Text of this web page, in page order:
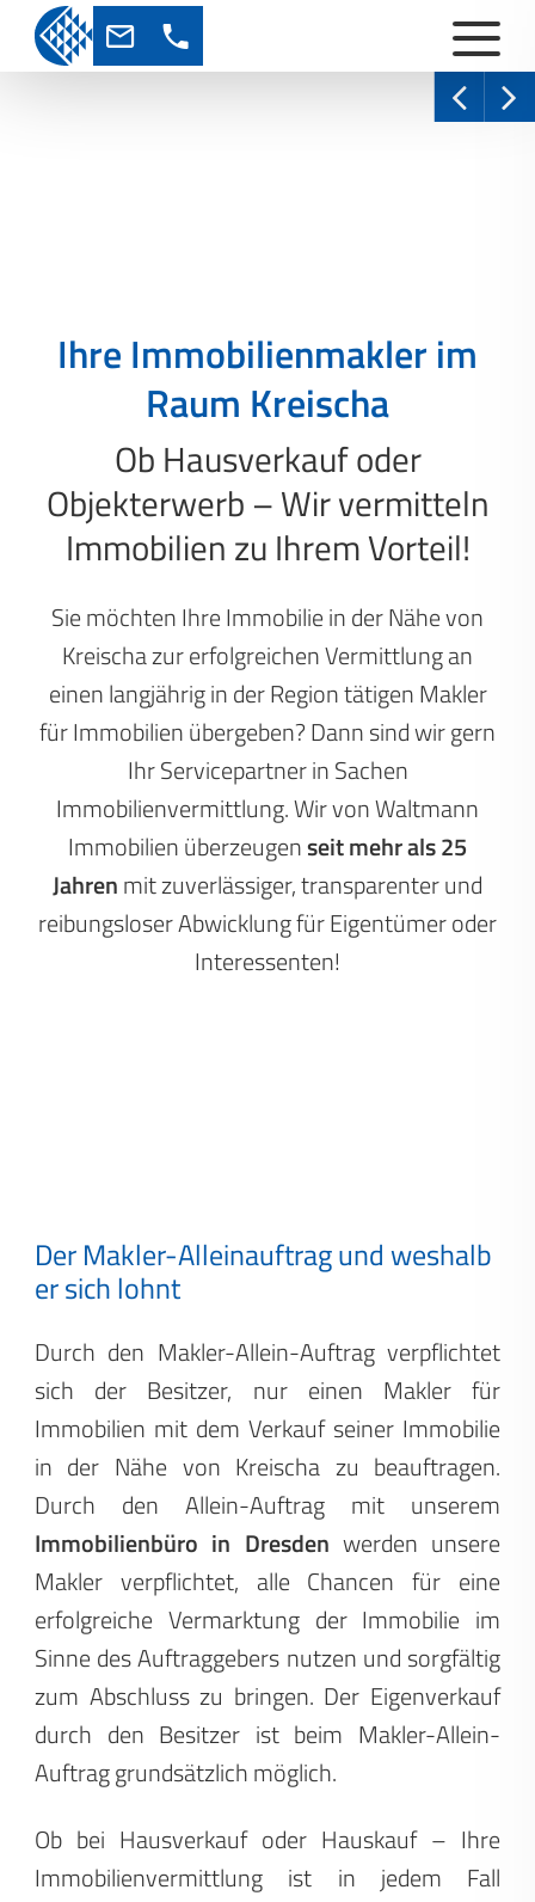
Ihre Immobilienmakler im
Raum Kreischa
Ob Hausverkauf oder
Objekterwerb – Wir vermitteln
Immobilien zu Ihrem Vorteil!
Sie möchten Ihre Immobilie in der Nähe von
Kreischa zur erfolgreichen Vermittlung an
einen langjährig in der Region tätigen Makler
für Immobilien übergeben? Dann sind wir gern
Ihr Servicepartner in Sachen
Immobilienvermittlung. Wir von Waltmann
Immobilien überzeugenseit mehr als 25
Jahrenmit zuverlässiger, transparenter und
reibungsloser Abwicklung für Eigentümer oder
Interessenten!
Der Makler-Alleinauftrag und weshalb
er sich lohnt
Durch den Makler-Allein-Auftrag verpflichtet
sich der Besitzer, nur einen Makler für
Immobilien mit dem Verkauf seiner Immobilie
in der Nähe von Kreischa zu beauftragen.
Durch den Allein-Auftrag mit unserem
Immobilienbüro in Dresden werden unsere
Makler verpflichtet, alle Chancen für eine
erfolgreiche Vermarktung der Immobilie im
Sinne des Auftraggebers nutzen und sorgfältig
zum Abschluss zu bringen. Der Eigenverkauf
durch den Besitzer ist beim Makler-Allein-
Auftrag grundsätzlich möglich.
Ob bei Hausverkauf oder Hauskauf – Ihre
Immobilienvermittlung ist in jedem Fall